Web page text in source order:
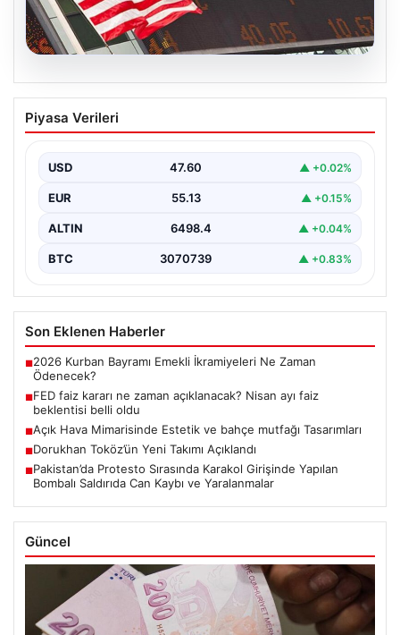
04.08.2026
FED faiz kararı ne zaman açıklanacak?
Nisan ayı faiz beklentisi belli oldu
Piyasa Verileri
USD 47.60 ▲ +0.02%
EUR 55.13 ▲ +0.15%
ALTIN 6498.4 ▲ +0.04%
BTC 3070739 ▲ +0.83%
Son Eklenen Haberler
■2026 Kurban Bayramı Emekli İkramiyeleri Ne Zaman
Ödenecek?
■FED faiz kararı ne zaman açıklanacak? Nisan ayı faiz
beklentisi belli oldu
■Açık Hava Mimarisinde Estetik ve bahçe mutfağı Tasarımları
■Dorukhan Toköz’ün Yeni Takımı Açıklandı
■Pakistan’da Protesto Sırasında Karakol Girişinde Yapılan
Bombalı Saldırıda Can Kaybı ve Yaralanmalar
Güncel